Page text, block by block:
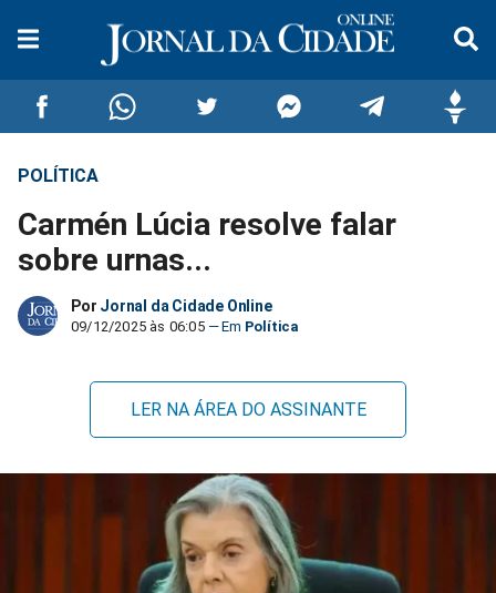
Compartilhar
no
Facebook
Compartilhar
no
Whatsapp
no
Twitter
no
Messenger
no
POLÍTICA
Carmén Lúcia resolve falar
sobre urnas...
Por Jornal da Cidade Online
09/12/2025 às 06:05 Política
LER NA ÁREA DO ASSINANTE